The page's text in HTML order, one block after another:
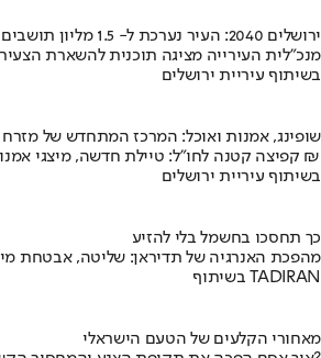
ירושלים 2040: העיר נערכת ל- 1.5 מליון תושבים
מנכ"לית העירייה מציגה תוכנית להשארת
בשיתוף עיריית ירושלים
שופינג, אמנות ואוכל: המרכז המתחדש של
קפיצה קטנה לחו"ל: טיילת חדשה, מיצגי אמנות, וכיכרות משופצות בהשקעה של 100 מיליון ₪
בשיתוף עיריית ירושלים
כך תחסכו בחשמל בלי להזיע
מהפכת האנרגיה של תדיראן: שליטה, אבטחת
בשיתוף TADIRAN
מאחורי הקלעים של הטעם הישראלי